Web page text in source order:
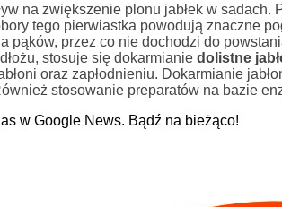
na zwiększenie plonu jabłek w
tego pierwiastka powodują znaczne
pąków, przez co nie dochodzi do
stosuje się dokarmianie dolistne
oraz zapłodnieniu. Dokarmianie
stosowanie preparatów na bazie
w Google News. Bądź na bieżąco!